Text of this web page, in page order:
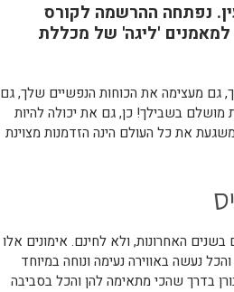
נפתחה ההרשמה לקורס
'ליגה' של מכללת
גם מעצימה את הכוחות הנפשיים שלך, גם
מושלם בשבילך! כן, גם את יכולה להיות
את כל העולם הינה הזדמנות מצוינת
האחרונות, ולא לחינם. אימונים אלו
נעשה באווירה נעימה ונוחה במיוחד
בדרך שהכי מתאימה להן והכל בסביבה